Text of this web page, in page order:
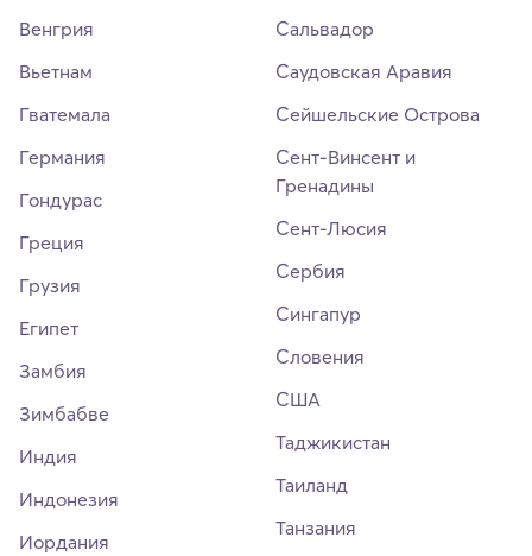
Венгрия
Вьетнам
Гватемала
Германия
Гондурас
Греция
Грузия
Египет
Замбия
Зимбабве
Индия
Индонезия
Иордания
Сальвадор
Саудовская Аравия
Сейшельские Острова
Сент-Винсент и
Гренадины
Сент-Люсия
Сербия
Сингапур
Словения
США
Таджикистан
Таиланд
Танзания